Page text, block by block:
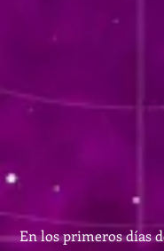
En los primeros días de Junio de 2014,